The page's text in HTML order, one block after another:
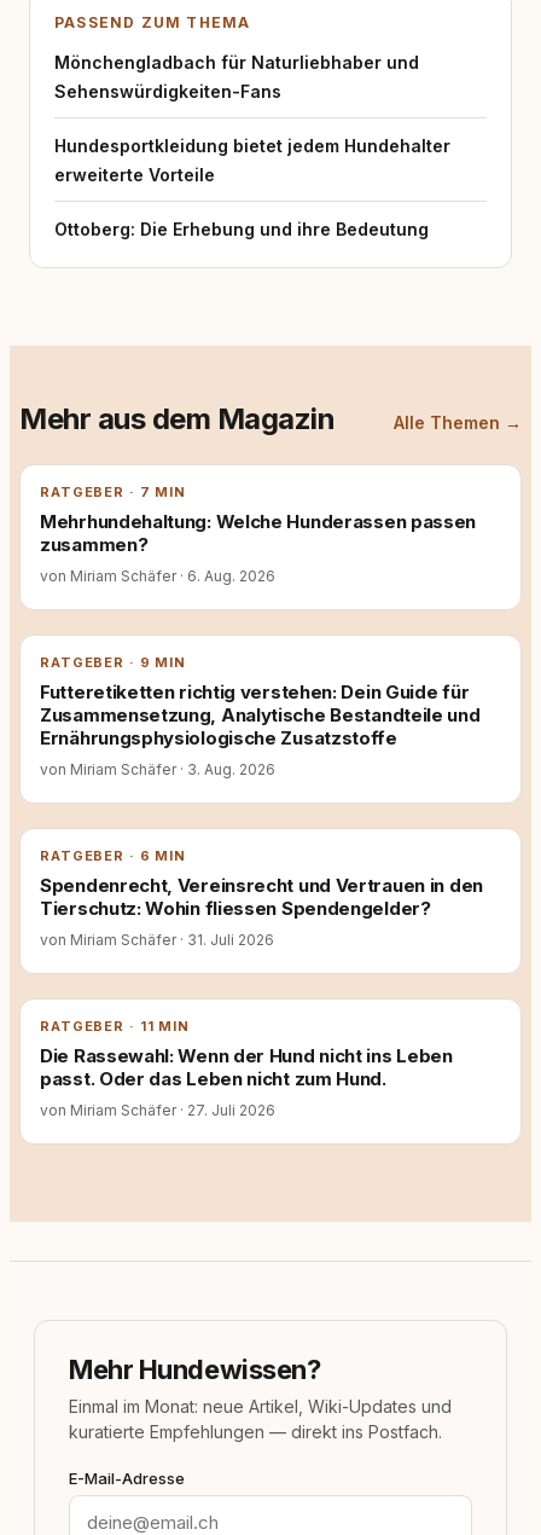
Herausgeber verstehen wir rundum.dog als
Hundehalterinnen und Hundehalter aus
unterschiedlichen Lebensrealitäten und mit
unterschiedlichen Anforderungen. Tierschutz
redaktionellen Arbeit und wird als
Verantwortung verstanden, die Fachlichkeit,
Alltagstauglichkeit und Praxisbezug verbindet.
Ziel des Magazins ist es, Orientierung zu
bieten und dazu beizutragen, dass Mensch
und Hund als Team verlässlich und nachhaltig
PASSEND ZUM THEMA
Mönchengladbach für Naturliebhaber und
Sehenswürdigkeiten-Fans
Hundesportkleidung bietet jedem Hundehalter
erweiterte Vorteile
Ottoberg: Die Erhebung und ihre Bedeutung
Mehr aus dem Magazin Alle Themen →
RATGEBER · 7 MIN
Mehrhundehaltung: Welche Hunderassen passen
zusammen?
von Miriam Schäfer · 6. Aug. 2026
RATGEBER · 9 MIN
Futteretiketten richtig verstehen: Dein Guide für
Zusammensetzung, Analytische Bestandteile und
Ernährungsphysiologische Zusatzstoffe
von Miriam Schäfer · 3. Aug. 2026
RATGEBER · 6 MIN
Spendenrecht, Vereinsrecht und Vertrauen in den
Tierschutz: Wohin fliessen Spendengelder?
von Miriam Schäfer · 31. Juli 2026
RATGEBER · 11 MIN
Die Rassewahl: Wenn der Hund nicht ins Leben
passt. Oder das Leben nicht zum Hund.
von Miriam Schäfer · 27. Juli 2026
Mehr Hundewissen?
Einmal im Monat: neue Artikel, Wiki-Updates und
kuratierte Empfehlungen — direkt ins Postfach.
E-Mail-Adresse